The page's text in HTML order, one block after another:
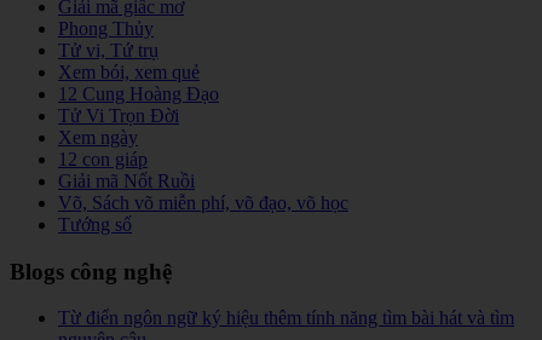
Giải mã giấc mơ
Phong Thủy
Tử vi, Tứ trụ
Xem bói, xem quẻ
12 Cung Hoàng Đạo
Tử Vi Trọn Đời
Xem ngày
12 con giáp
Giải mã Nốt Ruồi
Võ, Sách võ miễn phí, võ đạo, võ học
Tướng số
Blogs công nghệ
Từ điển ngôn ngữ ký hiệu thêm tính năng tìm bài hát và tìm